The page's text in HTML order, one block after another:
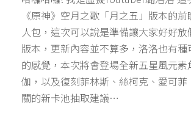
《原神》空月之歌「月之五」版本的
人包，這次可以說是準備讓大家好好
版本，更新內容並不算多，洛洛也有種
的感覺，本次將會登場全新五星風元素
伽，以及復刻菲林斯、絲柯克、愛可
關的新卡池抽取建議…